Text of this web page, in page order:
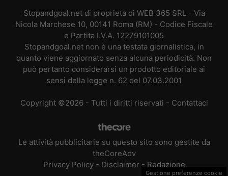
Stopandgoal.net di proprietà di WEB 365 SRL - Via
Nicola Marchese 10, 00141 Roma (RM) - Codice Fiscale
e Partita I.V.A. 12279101005
Stopandgoal.net non è una testata giornalistica, in
quanto viene aggiornato senza alcuna periodicità. Non
può pertanto considerarsi un prodotto editoriale ai
sensi della legge n. 62 del 07.03.2001
Copyright ©2026 - Tutti i diritti riservati - Contattaci
Le attività pubblicitarie su questo sito sono gestite da
theCoreAdv
Privacy Policy- Disclaimer - Redazione
Gestione preferenze cookie